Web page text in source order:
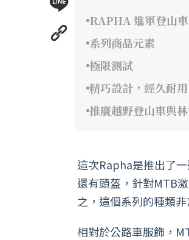
RAPHA 進軍登山
系列商品元素
極限測試
精巧設計，經久耐用
推廣越野登山車與
這次Rapha是推出了
還有頭盔，針對MTB
之，這個系列的種類
相對於公路車服飾，